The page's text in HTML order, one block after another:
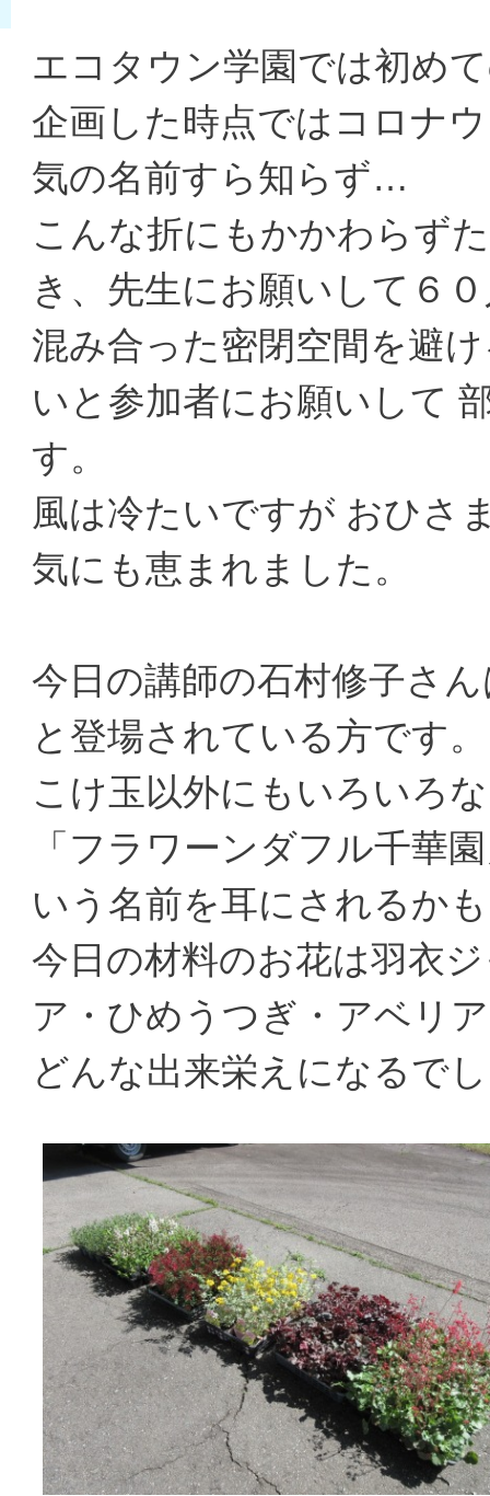
エコタウン学園では初め
企画した時点ではコロナ
気の名前すら知らず…
こんな折にもかかわらず
き、先生にお願いして６
混み合った密閉空間を避
いと参加者にお願いして
す。
風は冷たいですが おひさ
気にも恵まれました。
今日の講師の石村修子さ
と登場されている方です。
こけ玉以外にもいろいろ
「フラワーンダフル千華
いう名前を耳にされるか
今日の材料のお花は羽衣
ア・ひめうつぎ・アベリ
どんな出来栄えになるで